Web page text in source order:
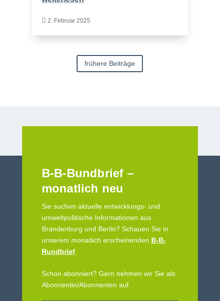
 2. Februar 2025
frühere Beiträge
B-B-Bundbrief –
monatlich neu
Sie suchen aktuelle entwicklungs- und
umweltpolitische Informationen aus
Brandenburg und Berlin? Schauen Sie in
unserem monatlich erscheinenden B-B-
Rundbrief.
Schon abonniert? Gern nehmen wir Sie als
Abonnentin/Abonnenten auf.